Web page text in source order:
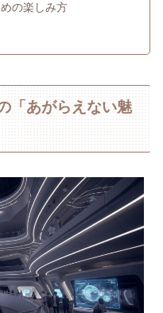
の楽しみ方
「あがらえない魅